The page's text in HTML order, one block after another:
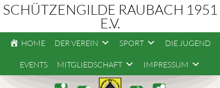
SCHÜTZENGILDE RAUBACH 1951
E.V.
HOME DER VEREIN SPORT DIE JUGEND
EVENTS MITGLIEDSCHAFT IMPRESSUM